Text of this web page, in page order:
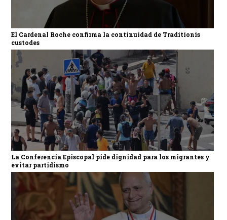
El Cardenal Roche confirma la continuidad de Traditionis
custodes
La Conferencia Episcopal pide dignidad para los migrantes y
evitar partidismo